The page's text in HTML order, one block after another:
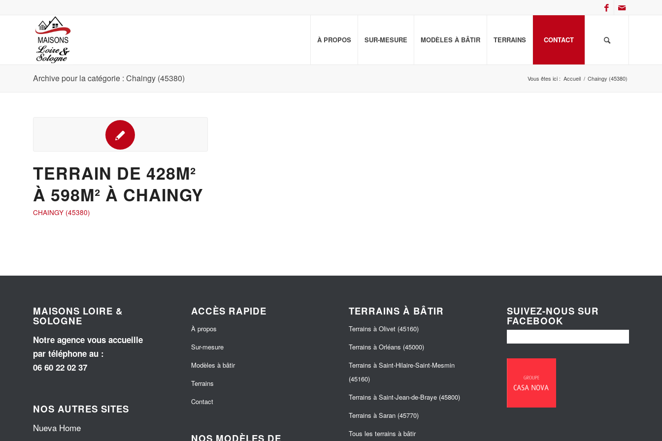
À PROPOS SUR-MESURE MODÈLES À BÂTIR TERRAINS CONTACT
Archive pour la catégorie : Chaingy (45380) Vous êtes ici : Accueil / Chaingy (45380)
TERRAIN DE 428M²
À 598M² À CHAINGY
CHAINGY (45380)
MAISONS LOIRE &
SOLOGNE
Notre agence vous accueille
par téléphone au :
06 60 22 02 37
NOS AUTRES SITES
Nueva Home
ACCÈS RAPIDE
À propos
Sur-mesure
Modèles à bâtir
Terrains
Contact
NOS MODÈLES DE
TERRAINS À BÂTIR
Terrains à Olivet (45160)
Terrains à Orléans (45000)
Terrains à Saint-Hilaire-Saint-Mesmin
(45160)
Terrains à Saint-Jean-de-Braye (45800)
Terrains à Saran (45770)
Tous les terrains à bâtir
SUIVEZ-NOUS SUR
FACEBOOK